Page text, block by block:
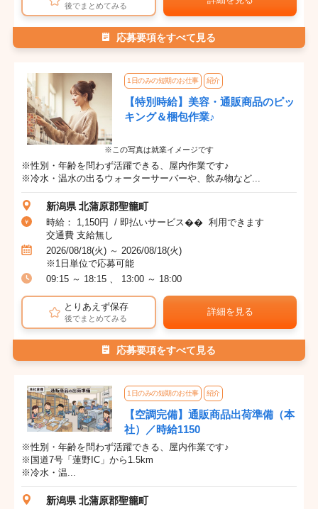
後でまとめてみる
応募要項をすべて見る
1日のみの短期のお仕事 紹介
【特別時給】美容・通販商品のピッ
キング＆梱包作業♪
※この写真は就業イメージです
※性別・年齢を問わず活躍できる、屋内作業です♪
※冷水・温水の出るウォーターサーバーや、飲み物など...
新潟県 北蒲原郡聖籠町
時給： 1,150円 / 即払いサービス�� 利用できます
交通費 支給無し
2026/08/18(火) ～ 2026/08/18(火)
※1日単位で応募可能
09:15 ～ 18:15 、 13:00 ～ 18:00
とりあえず保存
後でまとめてみる
詳細を見る
応募要項をすべて見る
1日のみの短期のお仕事 紹介
【空調完備】通販商品出荷準備（本
社）／時給1150
※性別・年齢を問わず活躍できる、屋内作業です♪
※国道7号「蓮野IC」から1.5km
※冷水・温...
新潟県 北蒲原郡聖籠町